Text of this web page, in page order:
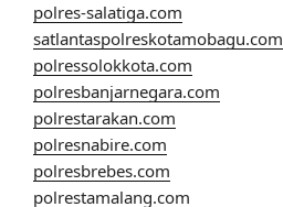
polres-salatiga.com
satlantaspolreskotamobagu.com
polressolokkota.com
polresbanjarnegara.com
polrestarakan.com
polresnabire.com
polresbrebes.com
polrestamalang.com